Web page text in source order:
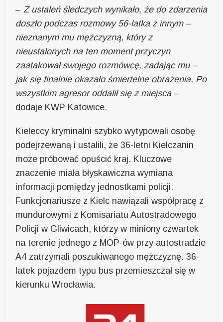
– Z ustaleń śledczych wynikało, że do zdarzenia
doszło podczas rozmowy 56-latka z innym –
nieznanym mu mężczyzną, który z
nieustalonych na ten moment przyczyn
zaatakował swojego rozmówcę, zadając mu –
jak się finalnie okazało śmiertelne obrażenia. Po
wszystkim agresor oddalił się z miejsca–
dodaje KWP Katowice.
Kieleccy kryminalni szybko wytypowali osobę
podejrzewaną i ustalili, że 36-letni Kielczanin
może próbować opuścić kraj. Kluczowe
znaczenie miała błyskawiczna wymiana
informacji pomiędzy jednostkami policji.
Funkcjonariusze z Kielc nawiązali współpracę z
mundurowymi z Komisariatu Autostradowego
Policji w Gliwicach, którzy w miniony czwartek
na terenie jednego z MOP-ów przy autostradzie
A4 zatrzymali poszukiwanego mężczyznę. 36-
latek pojazdem typu bus przemieszczał się w
kierunku Wrocławia.